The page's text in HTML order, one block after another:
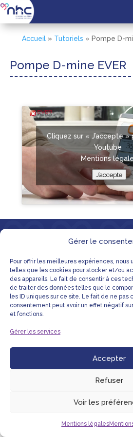
Gérer le
Pour offrir les meilleures expériences,
telles que les cookies pour stocker et/ou
des appareils. Le fait de consentir à ces
de traiter des données telles que le
les ID uniques sur ce site. Le fait de ne pas
consentement peut avoir un effet négatif
et fonctions.
Gérer les services
Accepter
Refuser
Voir les
Mentions légales
Accueil» Tutoriels » Pompe D-
Pompe D-mine EVER
Cliquez sur « J’accepte
Youtube
Mentions
J’accepte
PLAN DU SITE